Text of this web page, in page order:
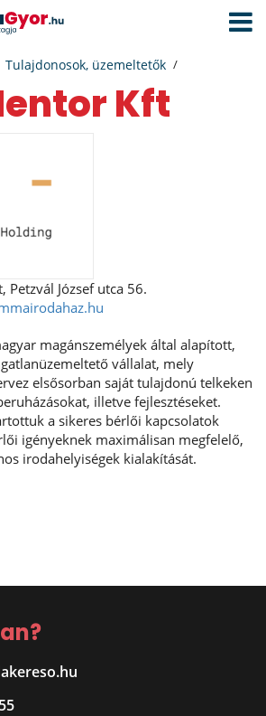
Tulajdonosok, üzemeltetők
Kft
Petzvál József utca 56.
magánszemélyek által alapított,
vállalat, mely
elsősorban saját tulajdonú telkeken
illetve fejlesztéseket.
a sikeres bérlői kapcsolatok
igényeknek maximálisan megfelelő,
irodahelyiségek kialakítását.